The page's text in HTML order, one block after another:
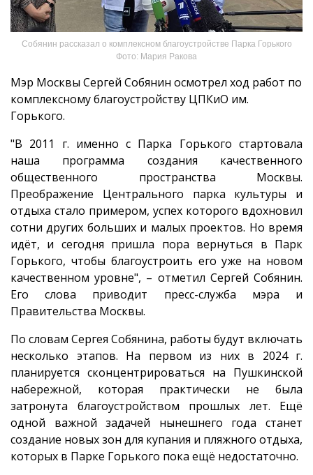
Собянин рассказал о комплексном благоустройстве Парка Горького
Фото: Мария Ракова
Мэр Москвы Сергей Собянин осмотрел ход работ по
комплексному благоустройству ЦПКиО им.
Горького.
"В 2011 г. именно с Парка Горького стартовала
наша программа создания качественного
общественного пространства Москвы.
Преображение Центрального парка культуры и
отдыха стало примером, успех которого вдохновил
сотни других больших и малых проектов. Но время
идёт, и сегодня пришла пора вернуться в Парк
Горького, чтобы благоустроить его уже на новом
качественном уровне", – отметил Сергей Собянин.
Его слова приводит пресс-служба мэра и
Правительства Москвы.
По словам Сергея Собянина, работы будут включать
несколько этапов. На первом из них в 2024 г.
планируется сконцентрироваться на Пушкинской
набережной, которая практически не была
затронута благоустройством прошлых лет. Ещё
одной важной задачей нынешнего года станет
создание новых зон для купания и пляжного отдыха,
которых в Парке Горького пока ещё недостаточно.